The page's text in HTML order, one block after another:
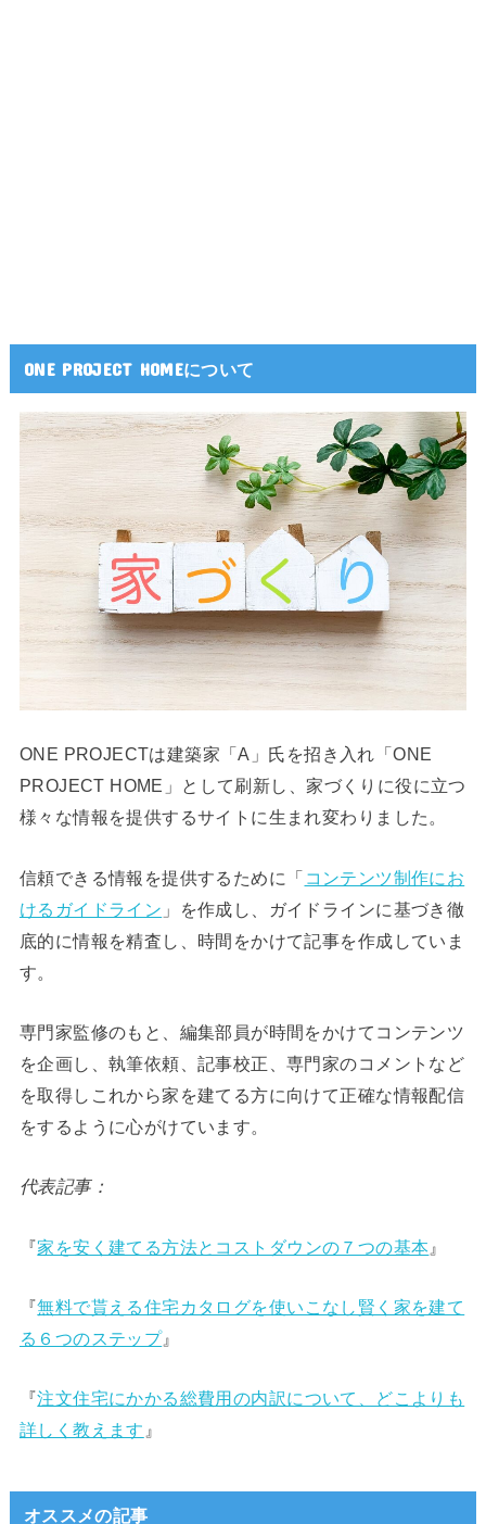
ONE PROJECT HOMEについて
ONE PROJECTは建築家「A」氏を招き入れ「ONE
PROJECT HOME」として刷新し、家づくりに役に立つ
様々な情報を提供するサイトに生まれ変わりました。
信頼できる情報を提供するために「 コンテンツ制作にお
けるガイドライン 」を作成し、ガイドラインに基づき徹
底的に情報を精査し、時間をかけて記事を作成していま
す。
専門家監修のもと、編集部員が時間をかけてコンテンツ
を企画し、執筆依頼、記事校正、専門家のコメントなど
を取得しこれから家を建てる方に向けて正確な情報配信
をするように心がけています。
代表記事：
『家を安く建てる方法とコストダウンの７つの基本 』
『無料で貰える住宅カタログを使いこなし賢く家を建て
る６つのステップ』
『注文住宅にかかる総費用の内訳について、どこよりも
詳しく教えます 』
オススメの記事